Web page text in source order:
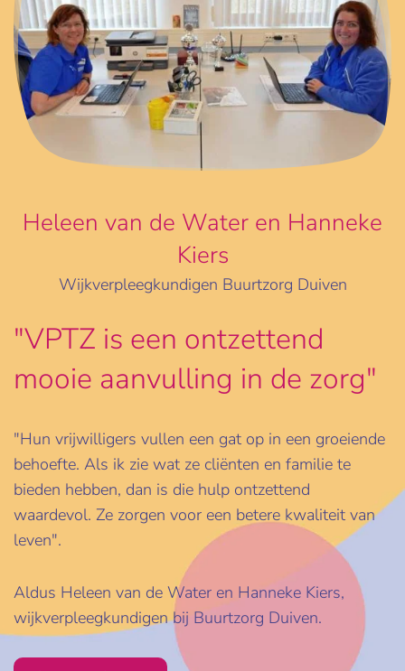
Heleen van de Water en Hanneke
Kiers
Wijkverpleegkundigen Buurtzorg Duiven
"VPTZ is een ontzettend
mooie aanvulling in de zorg"
"Hun vrijwilligers vullen een gat op in een groeiende
behoefte. Als ik zie wat ze cliënten en familie te
bieden hebben, dan is die hulp ontzettend
waardevol. Ze zorgen voor een betere kwaliteit van
leven".
Aldus Heleen van de Water en Hanneke Kiers,
wijkverpleegkundigen bij Buurtzorg Duiven.